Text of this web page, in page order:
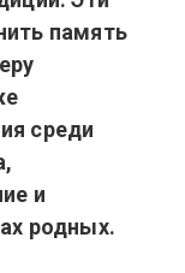
память
среди
и
родных.